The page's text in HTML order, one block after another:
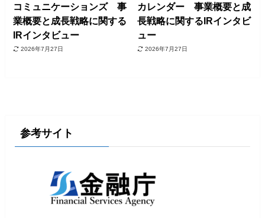
コミュニケーションズ 事
業概要と成長戦略に関する
IRインタビュー
2026年7月27日
カレンダー 事業概要と成
長戦略に関するIRインタビ
ュー
2026年7月27日
参考サイト